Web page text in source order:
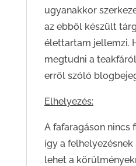
ugyanakkor
az ebből készült
élettartam jellemzi.
megtudni a
erről szóló
Elhelyezés:
A fafaragáson nincs
így a
lehet a